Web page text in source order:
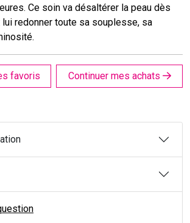
Ce soin va désaltérer la peau dès
redonner toute sa souplesse, sa
favoris Continuer mes achats